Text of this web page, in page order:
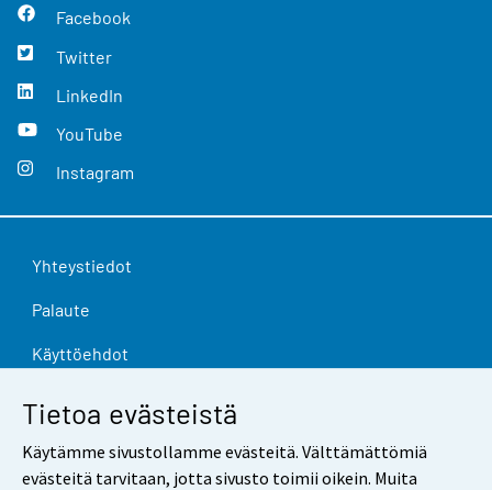
Tietoa evästeistä
Käytämme sivustollamme evästeitä. Välttämättömiä
evästeitä tarvitaan, jotta sivusto toimii oikein. Muita
Facebook
Twitter
LinkedIn
YouTube
Instagram
Yhteystiedot
Palaute
Käyttöehdot
Saavutettavuus
Tietoa sivustosta